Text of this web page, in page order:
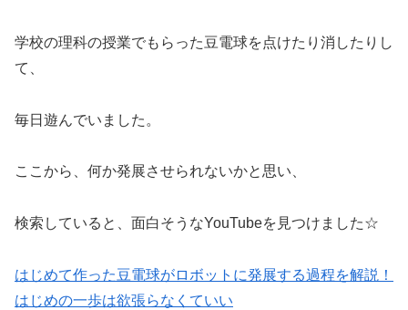
学校の理科の授業でもらった豆電球を点けたり消したりし
て、
毎日遊んでいました。
ここから、何か発展させられないかと思い、
検索していると、面白そうなYouTubeを見つけました☆
はじめて作った豆電球がロボットに発展する過程を解説！
はじめの一歩は欲張らなくていい